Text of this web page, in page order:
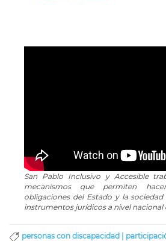
San Pablo Inclusivo y Accesible
mecanismos que permiten
obligaciones del Estado y la
instrumentos jurídicos a nivel nacional
personas con discapacidad |